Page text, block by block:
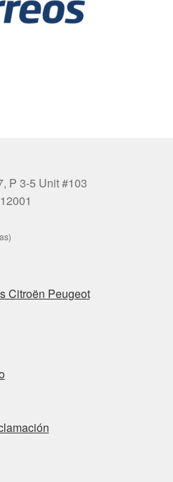
P 3-5 Unit #103
Citroën Peugeot